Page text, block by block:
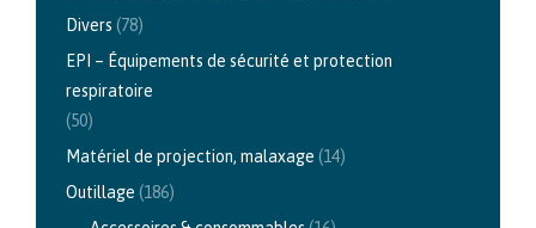
Divers (78)
EPI – Équipements de sécurité et protection
respiratoire
(50)
Matériel de projection, malaxage (14)
Outillage (186)